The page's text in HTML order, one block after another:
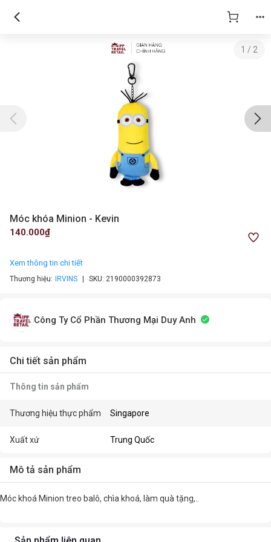
1 / 2
Móc khóa Minion - Kevin
140.000₫
Xem thông tin chi tiết
Thương hiệu: IRVINS SKU: 2190000392873
Công Ty Cổ Phần Thương Mại Duy Anh
Chi tiết sản phẩm
Thông tin sản phẩm
Thương hiệu thực phẩm Singapore
Xuất xứ Trung Quốc
Mô tả sản phẩm
Móc khoá Minion treo balô, chìa khoá, làm quà tặng,..